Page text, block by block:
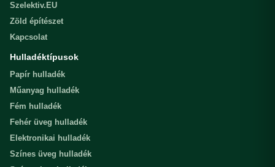
Szelektiv.EU
Zöld építészet
Kapcsolat
Hulladéktípusok
Papír hulladék
Műanyag hulladék
Fém hulladék
Fehér üveg hulladék
Elektronikai hulladék
Színes üveg hulladék